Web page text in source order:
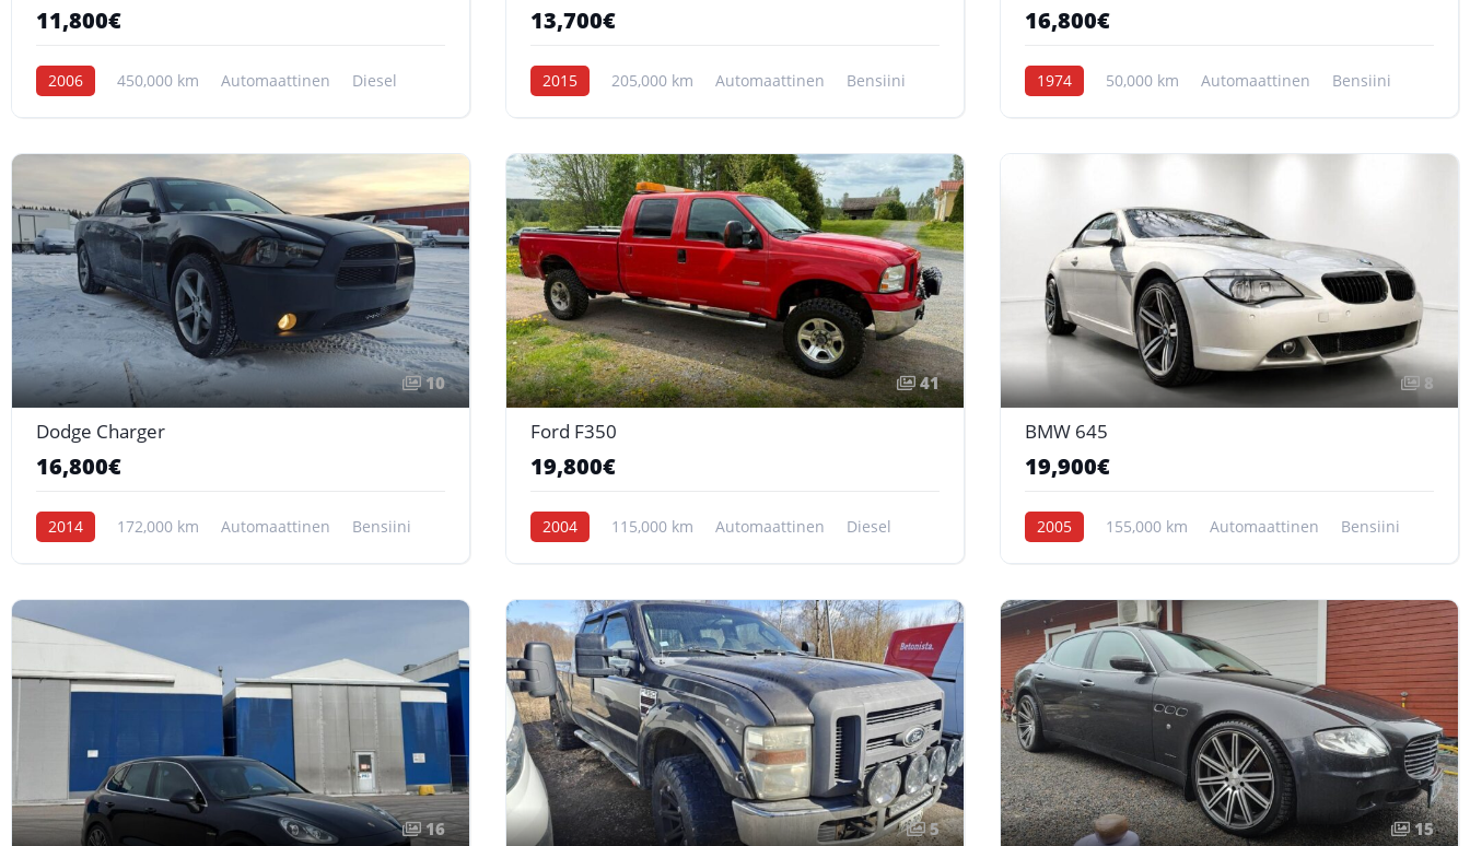
11,800€
2006 450,000 km Automaattinen Diesel
13,700€
2015 205,000 km Automaattinen Bensiini
16,800€
1974 50,000 km Automaattinen Bensiini
10
Dodge Charger
16,800€
2014 172,000 km Automaattinen Bensiini
41
Ford F350
19,800€
2004 115,000 km Automaattinen Diesel
8
BMW 645
19,900€
2005 155,000 km Automaattinen Bensiini
16 5 15